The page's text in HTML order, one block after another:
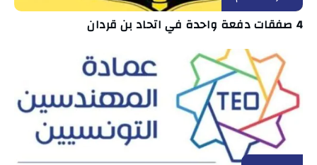
4 صفقات دفعة واحدة في اتحاد بن قردان